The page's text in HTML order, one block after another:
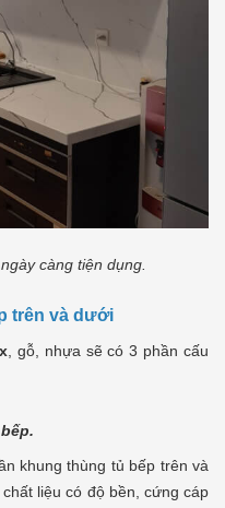
càng tiện dụng.
trên và dưới
, gỗ, nhựa sẽ có 3 phần cấu
khung thùng tủ bếp trên và
liệu có độ bền, cứng cáp